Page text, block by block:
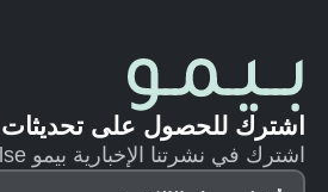
اشترك للحصول على تحديثات
اشترك في نشرتنا الإخبارية بيمو Pulse